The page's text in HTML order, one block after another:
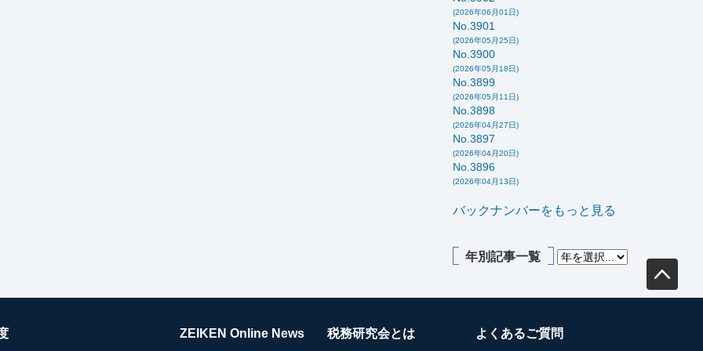
(2026年06月01日)
No.3901
(2026年05月25日)
No.3900
(2026年05月18日)
No.3899
(2026年05月11日)
No.3898
(2026年04月27日)
No.3897
(2026年04月20日)
No.3896
(2026年04月13日)
バックナンバーをもっと見る
年別記事一覧
ZEIKEN Online News 税務研究会とは よくあるご質問